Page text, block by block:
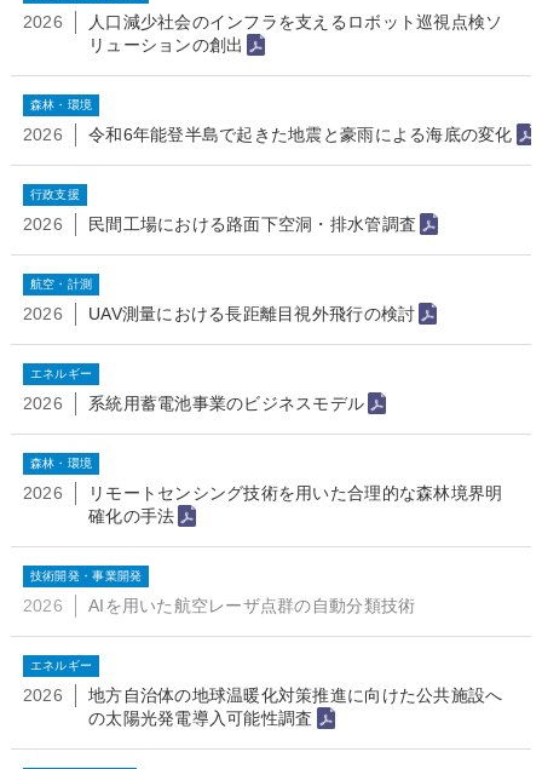
2026
人口減少社会のインフラを支えるロボット巡視点検ソ
リューションの創出
森林・環境
2026 令和6年能登半島で起きた地震と豪雨による海底の変化
行政支援
2026 民間工場における路面下空洞・排水管調査
航空・計測
2026 UAV測量における長距離目視外飛行の検討
エネルギー
2026 系統用蓄電池事業のビジネスモデル
森林・環境
2026
リモートセンシング技術を用いた合理的な森林境界明
確化の手法
技術開発・事業開発
2026 AIを用いた航空レーザ点群の自動分類技術
エネルギー
2026
地方自治体の地球温暖化対策推進に向けた公共施設へ
の太陽光発電導入可能性調査